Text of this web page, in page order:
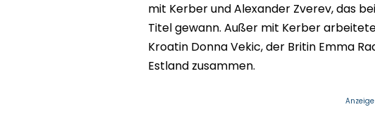
mit Kerber und Alexander Zverev, das
Titel gewann. Außer mit Kerber
Kroatin Donna Vekic, der Britin Emma
Estland zusammen.
Anzeige